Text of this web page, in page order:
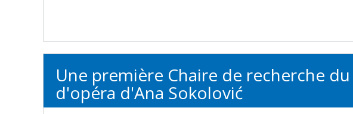
Une première Chaire de recherche
d'opéra d'Ana Sokolović